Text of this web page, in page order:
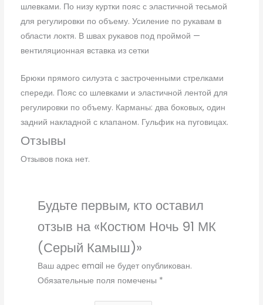
шлевками. По низу куртки пояс с эластичной тесьмой
для регулировки по объему. Усиление по рукавам в
области локтя. В швах рукавов под проймой —
вентиляционная вставка из сетки
Брюки прямого силуэта с застроченными стрелками
спереди. Пояс со шлевками и эластичной лентой для
регулировки по объему. Карманы: два боковых, один
задний накладной с клапаном. Гульфик на пуговицах.
Отзывы
Отзывов пока нет.
Будьте первым, кто оставил
отзыв на «Костюм Ночь 91 МК
(Серый Камыш)»
Ваш адрес email не будет опубликован.
Обязательные поля помечены *